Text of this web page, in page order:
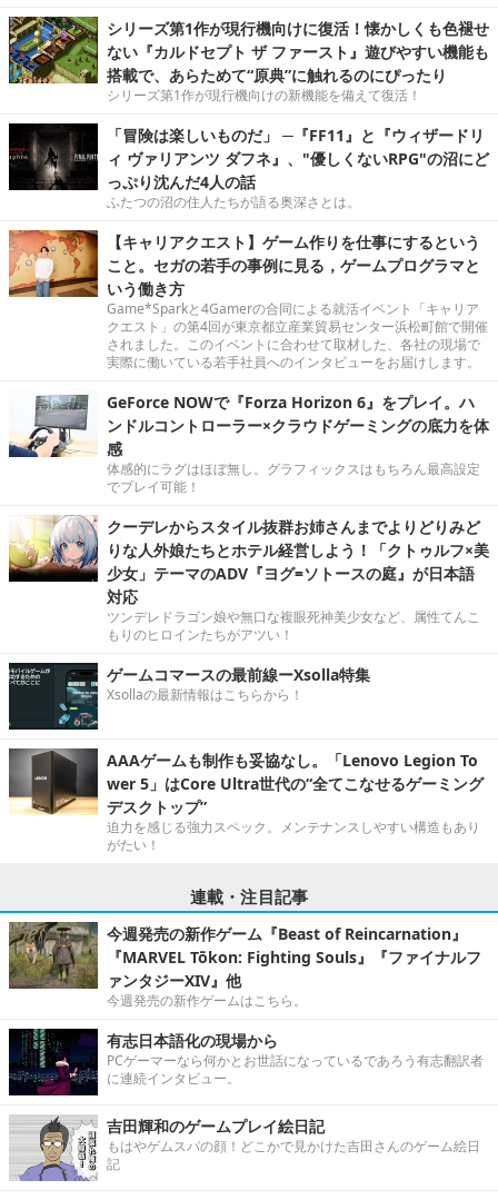
シリーズ第1作が現行機向けに復活！懐かしくも色褪せ
ない『カルドセプト ザ ファースト』遊びやすい機能も
搭載で、あらためて“原典”に触れるのにぴったり
シリーズ第1作が現行機向けの新機能を備えて復活！
「冒険は楽しいものだ」 ─『FF11』と『ウィザードリ
ィ ヴァリアンツ ダフネ』、"優しくないRPG"の沼にど
っぷり沈んだ4人の話
ふたつの沼の住人たちが語る奥深さとは。
【キャリアクエスト】ゲーム作りを仕事にするという
こと。セガの若手の事例に見る，ゲームプログラマと
いう働き方
Game*Sparkと4Gamerの合同による就活イベント「キャリア
クエスト」の第4回が東京都立産業貿易センター浜松町館で開催
されました。このイベントに合わせて取材した、各社の現場で
実際に働いている若手社員へのインタビューをお届けします。
GeForce NOWで『Forza Horizon 6』をプレイ。ハ
ンドルコントローラー×クラウドゲーミングの底力を体
感
体感的にラグはほぼ無し。グラフィックスはもちろん最高設定
でプレイ可能！
クーデレからスタイル抜群お姉さんまでよりどりみど
りな人外娘たちとホテル経営しよう！「クトゥルフ×美
少女」テーマのADV『ヨグ=ソトースの庭』が日本語
対応
ツンデレドラゴン娘や無口な複眼死神美少女など、属性てんこ
もりのヒロインたちがアツい！
ゲームコマースの最前線ーXsolla特集
Xsollaの最新情報はこちらから！
AAAゲームも制作も妥協なし。「Lenovo Legion To
wer 5」はCore Ultra世代の“全てこなせるゲーミング
デスクトップ”
迫力を感じる強力スペック。メンテナンスしやすい構造もあり
がたい！
連載・注目記事
今週発売の新作ゲーム『Beast of Reincarnation』
『MARVEL Tōkon: Fighting Souls』『ファイナルフ
ァンタジーXIV』他
今週発売の新作ゲームはこちら。
有志日本語化の現場から
PCゲーマーなら何かとお世話になっているであろう有志翻訳者
に連続インタビュー。
吉田輝和のゲームプレイ絵日記
もはやゲムスパの顔！どこかで見かけた吉田さんのゲーム絵日
記